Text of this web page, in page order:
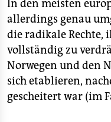
In den meisten
allerdings genau
die radikale Rechte,
vollständig zu
Norwegen und den
sich etablieren,
gescheitert war (im